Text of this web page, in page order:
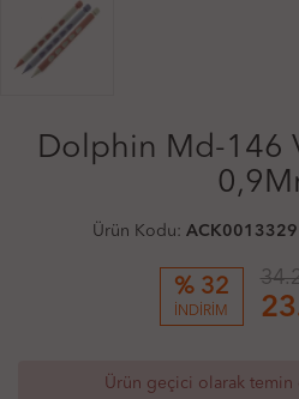
Dolphin Md-146
Ürün Kodu: ACK0013329
% 32
İNDİRİM
Ürün geçici olarak temin